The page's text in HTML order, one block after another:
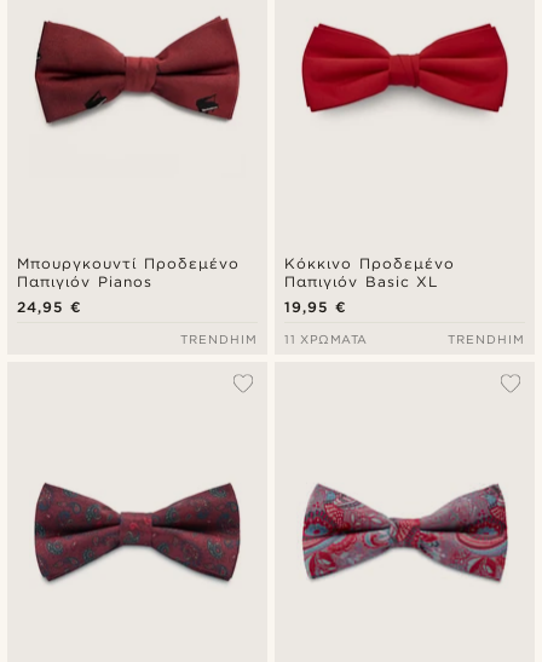
Μπουργκουντί Προδεμένο
Παπιγιόν Pianos
24,95 €
TRENDHIM
Κόκκινο Προδεμένο
Παπιγιόν Basic XL
19,95 €
11 ΧΡΏΜΑΤΑ TRENDHIM